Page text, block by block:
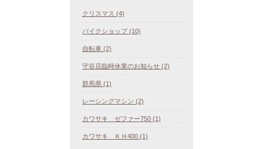
クリスマス (4)
バイクショップ (10)
自転車 (2)
守谷店臨時休業のお知らせ (2)
群馬県 (1)
レーシングマシン (2)
カワサキ ゼファー750 (1)
カワサキ ＫＨ400 (1)